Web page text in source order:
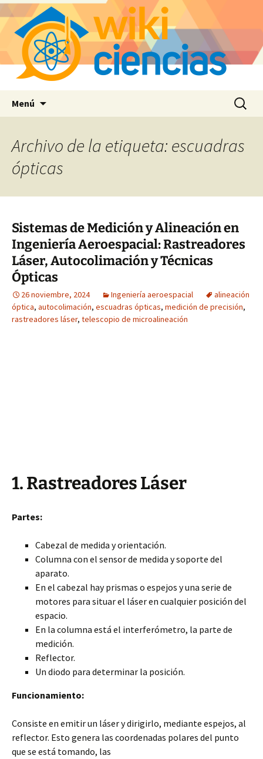
Menú Buscar:
Archivo de la etiqueta: escuadras
ópticas
Sistemas de Medición y Alineación en
Ingeniería Aeroespacial: Rastreadores
Láser, Autocolimación y Técnicas
Ópticas
26 noviembre, 2024 Ingeniería aeroespacial
alineación
óptica, autocolimación, escuadras ópticas, medición de precisión,
rastreadores láser, telescopio de microalineación
1. Rastreadores Láser
Partes:
Cabezal de medida y orientación.
Columna con el sensor de medida y soporte del
aparato.
En el cabezal hay prismas o espejos y una serie de
motores para situar el láser en cualquier posición del
espacio.
En la columna está el interferómetro, la parte de
medición.
Reflector.
Un diodo para determinar la posición.
Funcionamiento:
Consiste en emitir un láser y dirigirlo, mediante espejos, al
reflector. Esto genera las coordenadas polares del punto
que se está tomando, las